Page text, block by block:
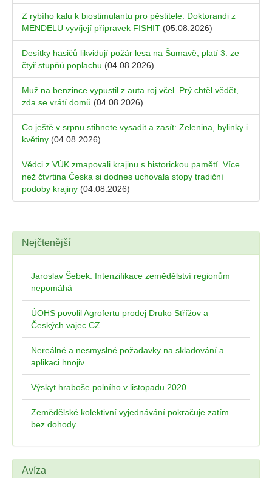
Z rybího kalu k biostimulantu pro pěstitele. Doktorandi z
MENDELU vyvíjejí přípravek FISHIT (05.08.2026)
Desítky hasičů likvidují požár lesa na Šumavě, platí 3. ze
čtyř stupňů poplachu (04.08.2026)
Muž na benzince vypustil z auta roj včel. Prý chtěl vědět,
zda se vrátí domů (04.08.2026)
Co ještě v srpnu stihnete vysadit a zasít: Zelenina, bylinky i
květiny (04.08.2026)
Vědci z VÚK zmapovali krajinu s historickou pamětí. Více
než čtvrtina Česka si dodnes uchovala stopy tradiční
podoby krajiny (04.08.2026)
Nejčtenější
Jaroslav Šebek: Intenzifikace zemědělství regionům
nepomáhá
ÚOHS povolil Agrofertu prodej Druko Střížov a
Českých vajec CZ
Nereálné a nesmyslné požadavky na skladování a
aplikaci hnojiv
Výskyt hraboše polního v listopadu 2020
Zemědělské kolektivní vyjednávání pokračuje zatím
bez dohody
Avíza